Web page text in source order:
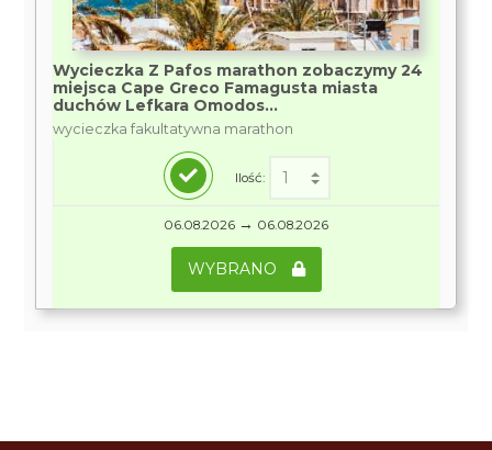
Wycieczka Z Pafos marathon zobaczymy 24
miejsca Cape Greco Famagusta miasta
duchów Lefkara Omodos...
wycieczka fakultatywna marathon
Ilość:
06.08.2026 → 06.08.2026
WYBRANO